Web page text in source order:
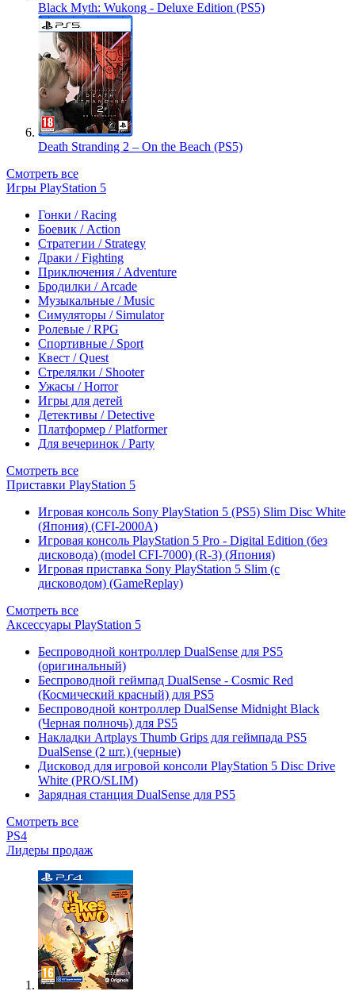
Black Myth: Wukong - Deluxe Edition (PS5)
Death Stranding 2 – On the Beach (PS5)
Смотреть все
Игры PlayStation 5
Гонки / Racing
Боевик / Action
Стратегии / Strategy
Драки / Fighting
Приключения / Adventure
Бродилки / Arcade
Музыкальные / Music
Симуляторы / Simulator
Ролевые / RPG
Спортивные / Sport
Квест / Quest
Стрелялки / Shooter
Ужасы / Horror
Игры для детей
Детективы / Detective
Платформер / Platformer
Для вечеринок / Party
Смотреть все
Приставки PlayStation 5
Игровая консоль Sony PlayStation 5 (PS5) Slim Disc White
(Япония) (CFI-2000A)
Игровая консоль PlayStation 5 Pro - Digital Edition (без
дисковода) (model CFI-7000) (R-3) (Япония)
Игровая приставка Sony PlayStation 5 Slim (с
дисководом) (GameReplay)
Смотреть все
Аксессуары PlayStation 5
Беспроводной контроллер DualSense для PS5
(оригинальный)
Беспроводной геймпад DualSense - Cosmic Red
(Космический красный) для PS5
Беспроводной контроллер DualSense Midnight Black
(Черная полночь) для PS5
Накладки Artplays Thumb Grips для геймпада PS5
DualSense (2 шт.) (черные)
Дисковод для игровой консоли PlayStation 5 Disc Drive
White (PRO/SLIM)
Зарядная станция DualSense для PS5
Смотреть все
PS4
Лидеры продаж